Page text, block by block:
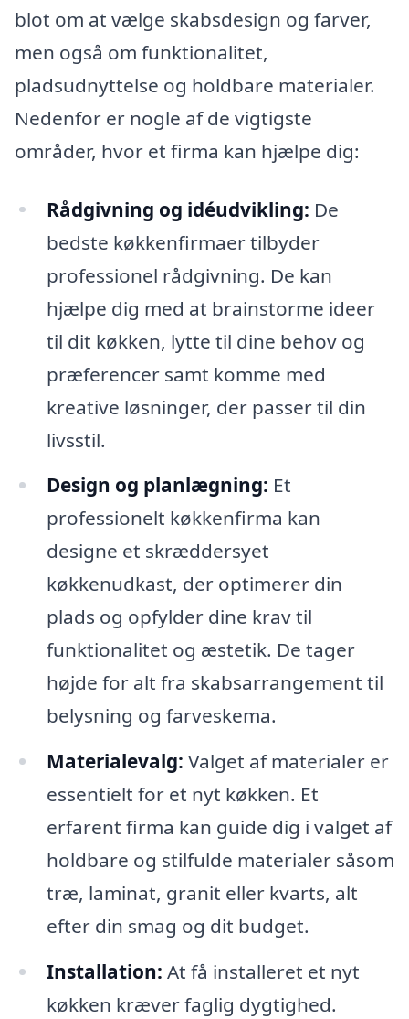
blot om at vælge skabsdesign og farver,
men også om funktionalitet,
pladsudnyttelse og holdbare materialer.
Nedenfor er nogle af de vigtigste
områder, hvor et firma kan hjælpe dig:
Rådgivning og idéudvikling: De
bedste køkkenfirmaer tilbyder
professionel rådgivning. De kan
hjælpe dig med at brainstorme ideer
til dit køkken, lytte til dine behov og
præferencer samt komme med
kreative løsninger, der passer til din
livsstil.
Design og planlægning: Et
professionelt køkkenfirma kan
designe et skræddersyet
køkkenudkast, der optimerer din
plads og opfylder dine krav til
funktionalitet og æstetik. De tager
højde for alt fra skabsarrangement til
belysning og farveskema.
Materialevalg: Valget af materialer er
essentielt for et nyt køkken. Et
erfarent firma kan guide dig i valget af
holdbare og stilfulde materialer såsom
træ, laminat, granit eller kvarts, alt
efter din smag og dit budget.
Installation: At få installeret et nyt
køkken kræver faglig dygtighed.